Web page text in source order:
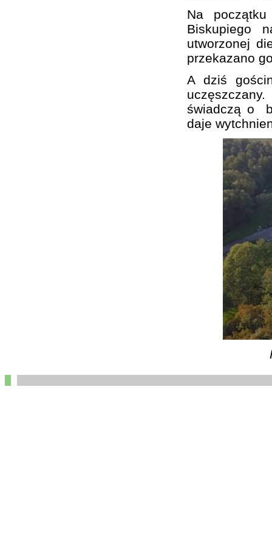
Na
Biskupiego
utworzonej
przekazano
A dziś
świadczą o
daje